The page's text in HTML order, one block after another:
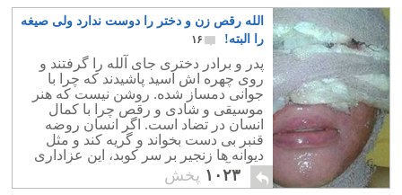
الله رقص زن و دختر را دوست ندارد ولی صیغه
را البته!
۱۶
پدر و برادر دختری جای آلله را گرفتند و
روی چهره اش اسید پاشیدند که چرا با
جوانی دمساز شده. روشن نیست که هنر
موسیقی و شادی و رقص چرا با کمال
انسان در تضاد است. اگر انسان روضه
قنبر بی دست بخواند و گریه کند و مثل
دیوانه ها زنجیر بر سر کوبد، این عزاداری
کمال آور است؟! یعنی کمال از نظر تشیع
سادیسم است.
۱۰۲۳ پخش